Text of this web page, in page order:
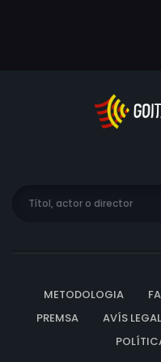
METODOLOGIA
PREMSA
AVÍS LEGAL